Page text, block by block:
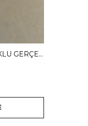
MENDY 3 CM GİZLİ TOPUKLU GERÇEK DERİ BABET